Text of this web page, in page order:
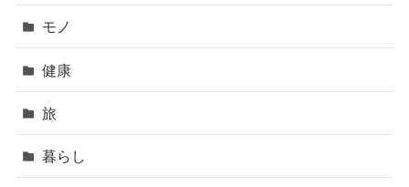
モノ
健康
旅
暮らし